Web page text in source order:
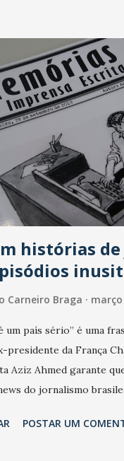
(TO), em Belém (PA).
abril, às quatro da tarde,
o Santa Quitéria.
histórias
Carneiro Braga março
um país sério” é uma
presidente da França
Aziz Ahmed garante
do jornalismo
histórias,
POSTAR UM